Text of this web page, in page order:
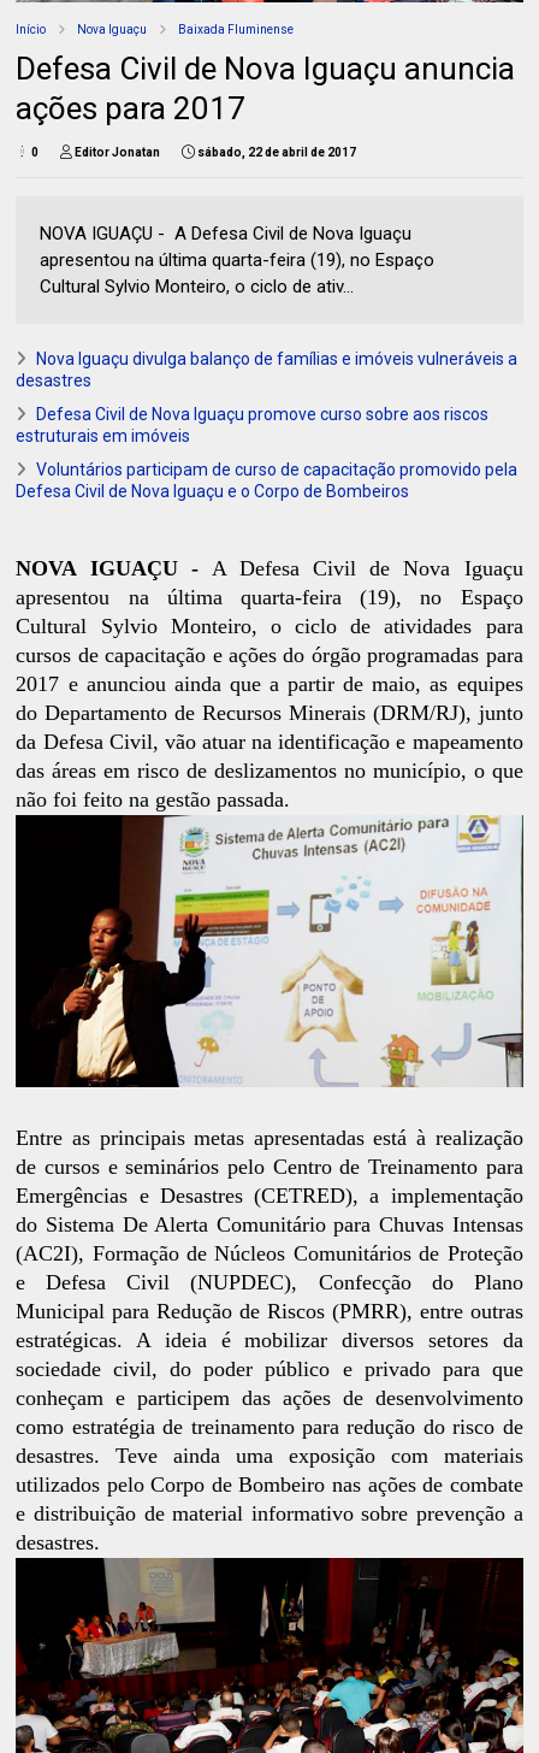
Início Nova Iguaçu Baixada Fluminense
Defesa Civil de Nova Iguaçu anuncia
ações para 2017
0 Editor Jonatan sábado, 22 de abril de 2017
NOVA IGUAÇU - A Defesa Civil de Nova Iguaçu
apresentou na última quarta-feira (19), no Espaço
Cultural Sylvio Monteiro, o ciclo de ativ...
Nova Iguaçu divulga balanço de famílias e imóveis vulneráveis a
desastres
Defesa Civil de Nova Iguaçu promove curso sobre aos riscos
estruturais em imóveis
Voluntários participam de curso de capacitação promovido pela
Defesa Civil de Nova Iguaçu e o Corpo de Bombeiros
NOVA IGUAÇU - A Defesa Civil de Nova Iguaçu
apresentou na última quarta-feira (19), no Espaço
Cultural Sylvio Monteiro, o ciclo de atividades para
cursos de capacitação e ações do órgão programadas para
2017 e anunciou ainda que a partir de maio, as equipes
do Departamento de Recursos Minerais (DRM/RJ), junto
da Defesa Civil, vão atuar na identificação e mapeamento
das áreas em risco de deslizamentos no município, o que
não foi feito na gestão passada.
Entre as principais metas apresentadas está à realização
de cursos e seminários pelo Centro de Treinamento para
Emergências e Desastres (CETRED), a implementação
do Sistema De Alerta Comunitário para Chuvas Intensas
(AC2I), Formação de Núcleos Comunitários de Proteção
e Defesa Civil (NUPDEC), Confecção do Plano
Municipal para Redução de Riscos (PMRR), entre outras
estratégicas. A ideia é mobilizar diversos setores da
sociedade civil, do poder público e privado para que
conheçam e participem das ações de desenvolvimento
como estratégia de treinamento para redução do risco de
desastres. Teve ainda uma exposição com materiais
utilizados pelo Corpo de Bombeiro nas ações de combate
e distribuição de material informativo sobre prevenção a
desastres.